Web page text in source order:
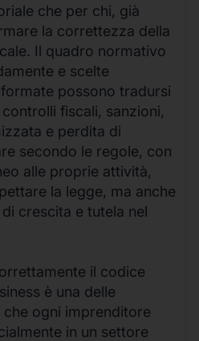
che per chi, già
la correttezza della
Il quadro normativo
e scelte
possono tradursi
fiscali, sanzioni,
e perdita di
secondo le regole, con
alle proprie attività,
la legge, ma anche
crescita e tutela nel
il codice
è una delle
ogni imprenditore
in un settore